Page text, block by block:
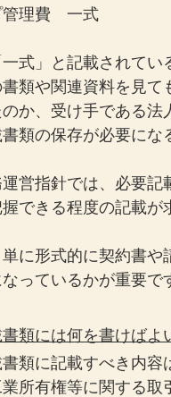
理費　一式
式」と記載されてい
書類や関連資料を見
か、受け手である法
類の保存が必要にな
営指針では、必要
できる程度の記載が
単に形式的に契約書
っているかが重要で
類には何を書けばよ
類に記載すべき内容
所有権等に関する取